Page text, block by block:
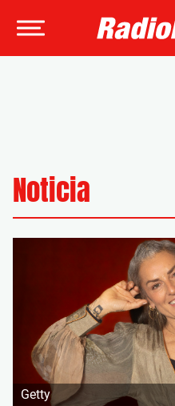
Noticia
Getty